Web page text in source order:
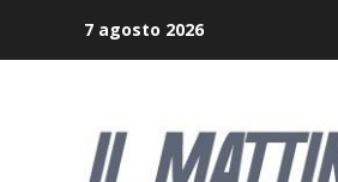
7 agosto 2026